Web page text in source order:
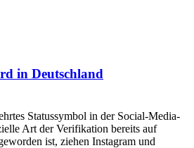
in Deutschland
Statussymbol in der Social-Media-
Art der Verifikation bereits auf
ist, ziehen Instagram und